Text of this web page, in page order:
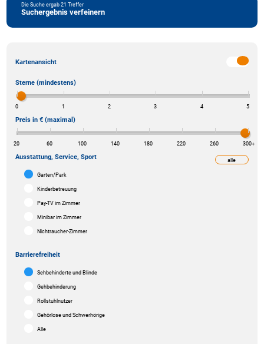
Die Suche ergab21 Treffer
Suchergebnis verfeinern
Kartenansicht
Sterne (mindestens)
0 1 2 3 4 5
Preis in € (maximal)
20 60 100 140 180 220 260 300+
alle
Ausstattung, Service, Sport
Garten/Park
Kinderbetreuung
Pay-TV im Zimmer
Minibar im Zimmer
Nichtraucher-Zimmer
Barrierefreiheit
Sehbehinderte und Blinde
Gehbehinderung
Rollstuhlnutzer
Gehörlose und Schwerhörige
Alle